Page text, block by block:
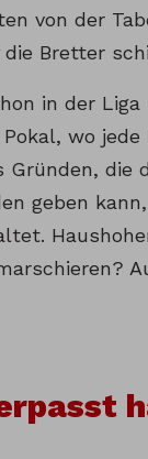
von der
Bretter
in der
wo
Gründen,
geben